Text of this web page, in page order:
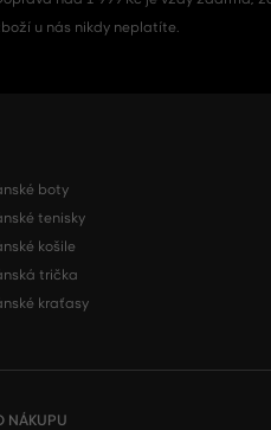
u nás nikdy neplatíte.
boty
tenisky
košile
trička
kraťasy
NÁKUPU